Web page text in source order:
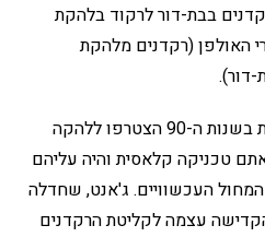
בבת-דור לרקוד בלהקת
האולפן (רקדנים מלהקת
דור).
עם גלי העלייה מחבר המדינות בשנות ה-90 הצטרפו ללהקה
טכניקה קלאסית והיה עליהם
העכשוויים. ג'אנט, שחדלה
עצמה לקליטת הרקדנים